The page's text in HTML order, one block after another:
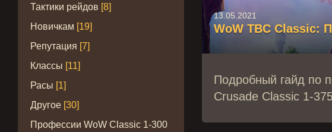
Тактики рейдов [8]
Новичкам [19]
Репутация [7]
Классы [11]
Расы [1]
Другое [30]
Профессии WoW Classic 1-300
13.05.2021
WoW TBC Classic:
Подробный гайд по
Crusade Classic 1-